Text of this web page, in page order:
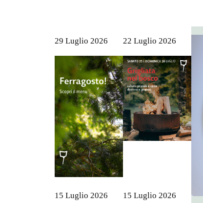
29 Luglio 2026 22 Luglio 2026
15 Luglio 2026 15 Luglio 2026